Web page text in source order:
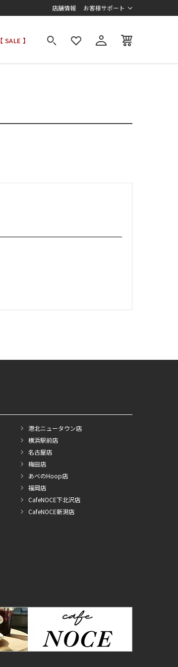
店舗情報 お客様サポート
【 SALE 】
港北ニュータウン店
横浜駅前店
名古屋店
梅田店
あべのHoop店
福岡店
CafeNOCE下北沢店
CafeNOCE新潟店